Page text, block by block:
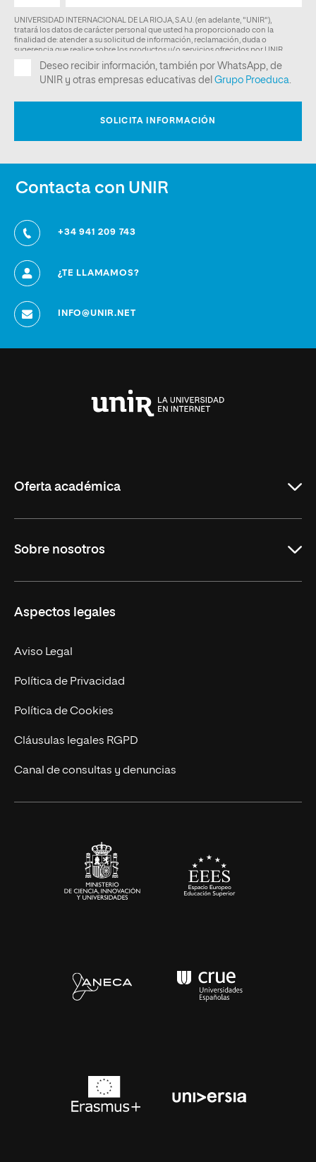
Contacta con UNIR
+34 941 209 743
¿TE LLAMAMOS?
INFO@UNIR.NET
Oferta académica
Másteres Oficiales
Doctorados
Experto Universitario
Postgrados
Cursos Universitarios
Sobre nosotros
Facultades
Nuestro Equipo
Trabaja en UNIR
Actualidad
UNIR Revista
Eventos
Aspectos legales
Aviso Legal
Política de Privacidad
Política de Cookies
Cláusulas legales RGPD
Canal de consultas y denuncias